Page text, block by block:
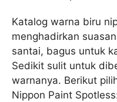
Katalog warna biru
menghadirkan
santai, bagus untuk
Sedikit sulit untuk
warnanya. Berikut
Nippon Paint